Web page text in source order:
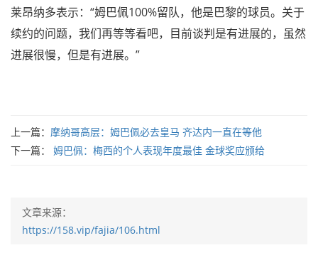
莱昂纳多表示：“姆巴佩100%留队，他是巴黎的球员。关于
续约的问题，我们再等等看吧，目前谈判是有进展的，虽然
进展很慢，但是有进展。”
上一篇： 摩纳哥高层：姆巴佩必去皇马 齐达内一直在等他
下一篇：
姆巴佩：梅西的个人表现年度最佳 金球奖应颁给
文章来源：
https://158.vip/fajia/106.html